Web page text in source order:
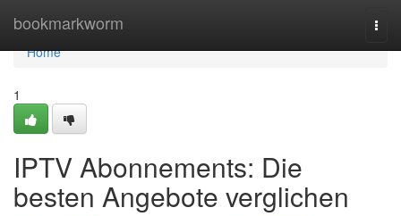
bookmarkworm
Home
Home
1
IPTV Abonnements: Die
besten Angebote verglichen